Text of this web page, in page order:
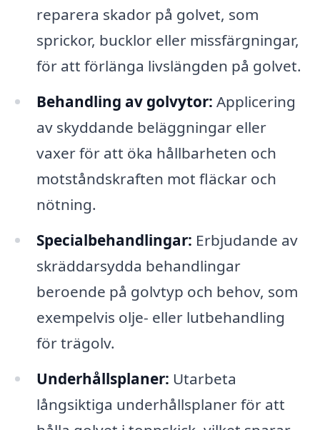
reparera skador på golvet, som
sprickor, bucklor eller missfärgningar,
för att förlänga livslängden på golvet.
Behandling av golvytor: Applicering
av skyddande beläggningar eller
vaxer för att öka hållbarheten och
motståndskraften mot fläckar och
nötning.
Specialbehandlingar: Erbjudande av
skräddarsydda behandlingar
beroende på golvtyp och behov, som
exempelvis olje- eller lutbehandling
för trägolv.
Underhållsplaner: Utarbeta
långsiktiga underhållsplaner för att